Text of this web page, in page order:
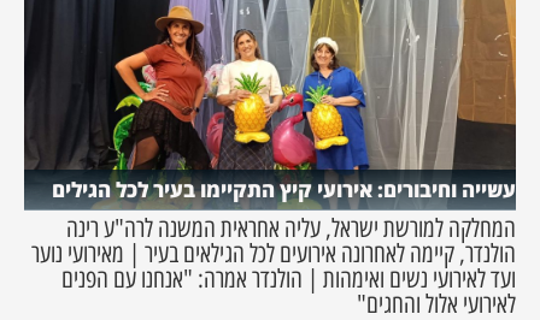
עשייה וחיבורים: אירועי קיץ התקיימו בעיר לכל הגילים
המחלקה למורשת ישראל, עליה אחראית המשנה לרה"ע רינה
הולנדר, קיימה לאחרונה אירועים לכל הגילאים בעיר | מאירועי נוער
ועד לאירועי נשים ואימהות | הולנדר אמרה: "אנחנו עם הפנים
לאירועי אלול והחגים"